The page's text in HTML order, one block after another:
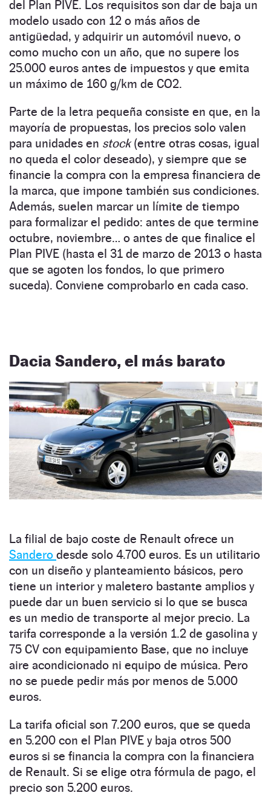
del Plan PIVE. Los requisitos son dar de baja un
modelo usado con 12 o más años de
antigüedad, y adquirir un automóvil nuevo, o
como mucho con un año, que no supere los
25.000 euros antes de impuestos y que emita
un máximo de 160 g/km de CO2.
Parte de la letra pequeña consiste en que, en la
mayoría de propuestas, los precios solo valen
para unidades en stock(entre otras cosas, igual
no queda el color deseado), y siempre que se
financie la compra con la empresa financiera de
la marca, que impone también sus condiciones.
Además, suelen marcar un límite de tiempo
para formalizar el pedido: antes de que termine
octubre, noviembre… o antes de que finalice el
Plan PIVE (hasta el 31 de marzo de 2013 o hasta
que se agoten los fondos, lo que primero
suceda). Conviene comprobarlo en cada caso.
Dacia Sandero, el más barato
La filial de bajo coste de Renault ofrece un
Sandero desde solo 4.700 euros. Es un utilitario
con un diseño y planteamiento básicos, pero
tiene un interior y maletero bastante amplios y
puede dar un buen servicio si lo que se busca
es un medio de transporte al mejor precio. La
tarifa corresponde a la versión 1.2 de gasolina y
75 CV con equipamiento Base, que no incluye
aire acondicionado ni equipo de música. Pero
no se puede pedir más por menos de 5.000
euros.
La tarifa oficial son 7.200 euros, que se queda
en 5.200 con el Plan PIVE y baja otros 500
euros si se financia la compra con la financiera
de Renault. Si se elige otra fórmula de pago, el
precio son 5.200 euros.